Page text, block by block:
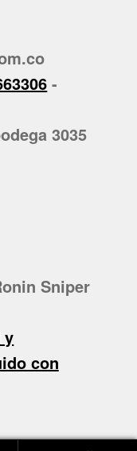
-
3035
Sniper
y
con